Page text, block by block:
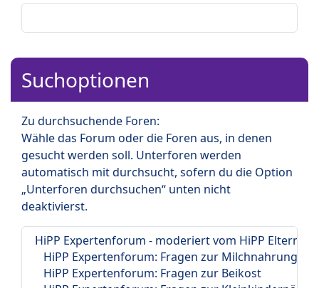
Suchoptionen
Zu durchsuchende Foren:
Wähle das Forum oder die Foren aus, in denen
gesucht werden soll. Unterforen werden
automatisch mit durchsucht, sofern du die Option
„Unterforen durchsuchen“ unten nicht
deaktivierst.